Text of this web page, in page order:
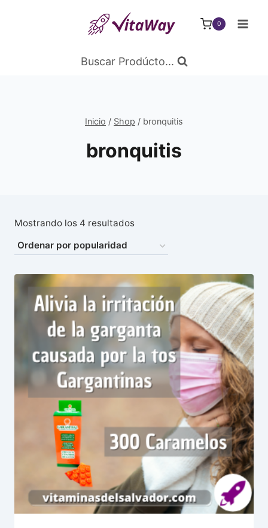
0
Buscar Prodúcto...
Inicio / Shop / bronquitis
bronquitis
Mostrando los 4 resultadosOrdenado
popularidad